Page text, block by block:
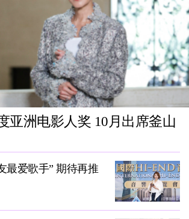
亚洲电影人奖 10月出席釜山
最爱歌手” 期待再推